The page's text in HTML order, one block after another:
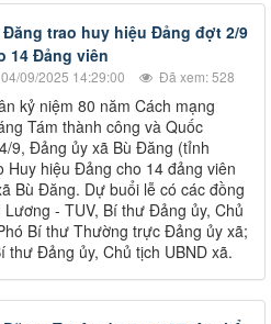
Đăng trao huy hiệu Đảng đợt 2/9
14 Đảng viên
04/09/2025 14:29:00 Đã xem: 528
kỷ niệm 80 năm Cách mạng
Tám thành công và Quốc
9, Đảng ủy xã Bù Đăng (tỉnh
hiệu Đảng cho 14 đảng viên
Bù Đăng. Dự buổi lễ có các đồng
- TUV, Bí thư Đảng ủy, Chủ
Bí thư Thường trực Đảng ủy xã;
thư Đảng ủy, Chủ tịch UBND xã.